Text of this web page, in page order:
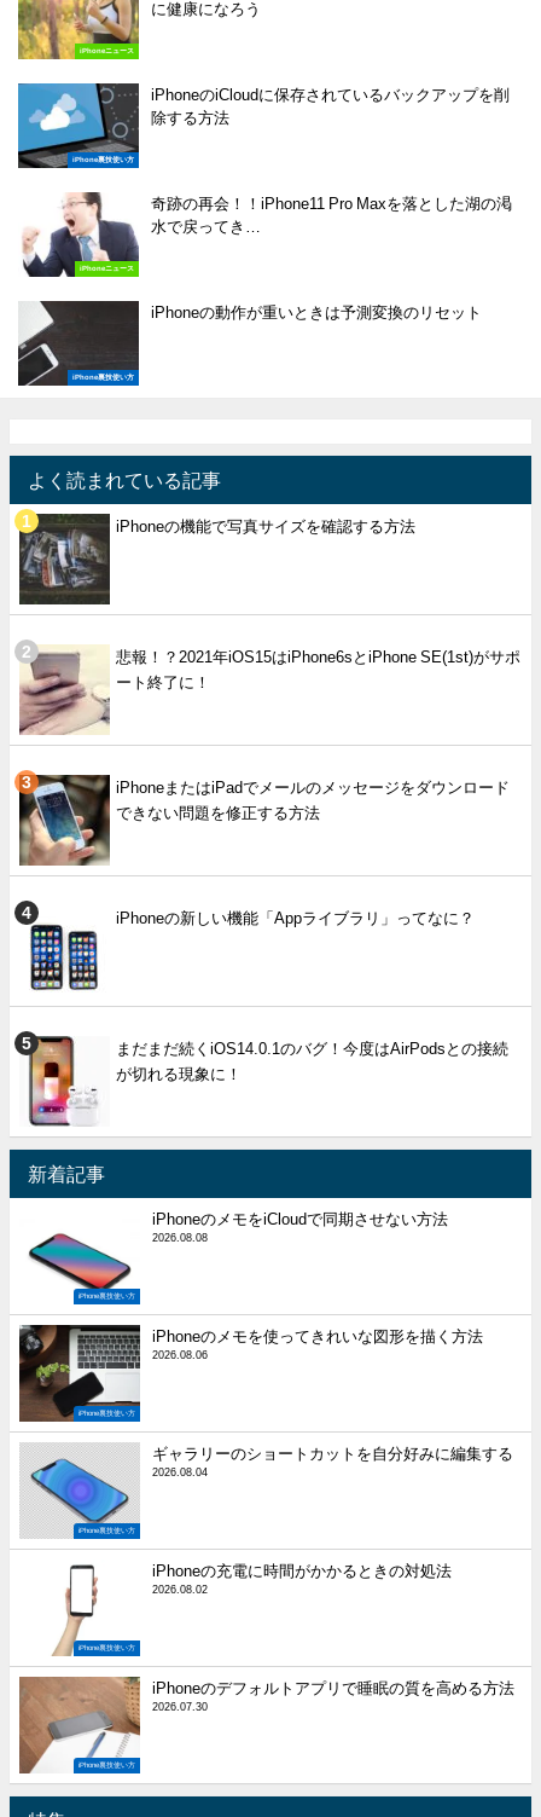
iPhoneニュース
に健康になろう
iPhone裏技使い方
iPhoneのiCloudに保存されているバックアップを削
除する方法
iPhoneニュース
奇跡の再会！！iPhone11 Pro Maxを落とした湖の渇
水で戻ってき…
iPhone裏技使い方
iPhoneの動作が重いときは予測変換のリセット
よく読まれている記事
iPhoneの機能で写真サイズを確認する方法
悲報！？2021年iOS15はiPhone6sとiPhone SE(1st)がサポ
ート終了に！
iPhoneまたはiPadでメールのメッセージをダウンロード
できない問題を修正する方法
iPhoneの新しい機能「Appライブラリ」ってなに？
まだまだ続くiOS14.0.1のバグ！今度はAirPodsとの接続
が切れる現象に！
新着記事
iPhone裏技使い方
iPhoneのメモをiCloudで同期させない方法
2026.08.08
iPhone裏技使い方
iPhoneのメモを使ってきれいな図形を描く方法
2026.08.06
iPhone裏技使い方
ギャラリーのショートカットを自分好みに編集する
2026.08.04
iPhone裏技使い方
iPhoneの充電に時間がかかるときの対処法
2026.08.02
iPhone裏技使い方
iPhoneのデフォルトアプリで睡眠の質を高める方法
2026.07.30